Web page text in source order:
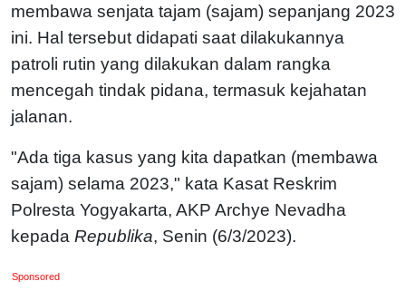
membawa senjata tajam (sajam) sepanjang 2023
ini. Hal tersebut didapati saat dilakukannya
patroli rutin yang dilakukan dalam rangka
mencegah tindak pidana, termasuk kejahatan
jalanan.
"Ada tiga kasus yang kita dapatkan (membawa
sajam) selama 2023," kata Kasat Reskrim
Polresta Yogyakarta, AKP Archye Nevadha
kepada Republika, Senin (6/3/2023).
Sponsored